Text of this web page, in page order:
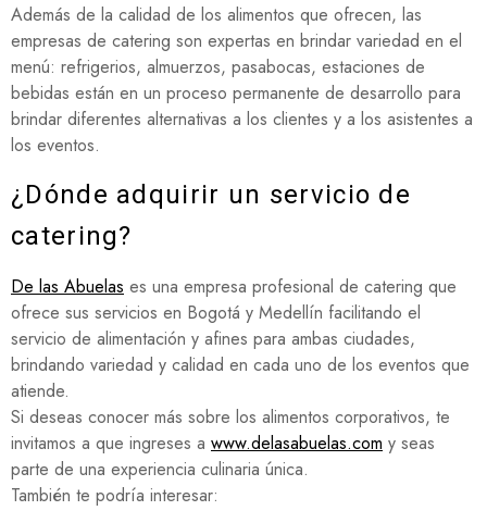
Además de la calidad de los alimentos que ofrecen, las
empresas de catering son expertas en brindar variedad en el
menú: refrigerios, almuerzos, pasabocas, estaciones de
bebidas están en un proceso permanente de desarrollo para
brindar diferentes alternativas a los clientes y a los asistentes a
los eventos.
¿Dónde adquirir un servicio de
catering?
De las Abuelas es una empresa profesional de catering que
ofrece sus servicios en Bogotá y Medellín facilitando el
servicio de alimentación y afines para ambas ciudades,
brindando variedad y calidad en cada uno de los eventos que
atiende.
Si deseas conocer más sobre los alimentos corporativos, te
invitamos a que ingreses a www.delasabuelas.com y seas
parte de una experiencia culinaria única.
También te podría interesar: